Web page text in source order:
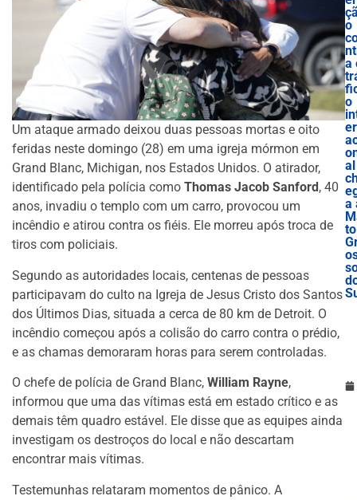
Um ataque armado deixou duas pessoas mortas e oito
feridas neste domingo (28) em uma igreja mórmon em
Grand Blanc, Michigan, nos Estados Unidos. O atirador,
identificado pela polícia como Thomas Jacob Sanford , 40
anos, invadiu o templo com um carro, provocou um
incêndio e atirou contra os fiéis. Ele morreu após troca de
tiros com policiais.
Segundo as autoridades locais, centenas de pessoas
participavam do culto na Igreja de Jesus Cristo dos Santos
dos Últimos Dias, situada a cerca de 80 km de Detroit. O
incêndio começou após a colisão do carro contra o prédio,
e as chamas demoraram horas para serem controladas.
O chefe de polícia de Grand Blanc, William Rayne,
informou que uma das vítimas está em estado crítico e as
demais têm quadro estável. Ele disse que as equipes ainda
investigam os destroços do local e não descartam
encontrar mais vítimas.
Testemunhas relataram momentos de pânico. A
o
a
o
al
a
to